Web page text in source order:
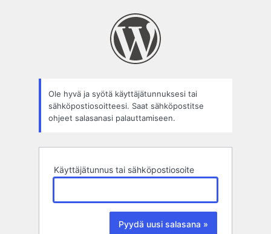
Ole hyvä ja syötä käyttäjätunnuksesi tai
sähköpostiosoitteesi. Saat sähköpostitse
ohjeet salasanasi palauttamiseen.
Käyttäjätunnus tai sähköpostiosoite